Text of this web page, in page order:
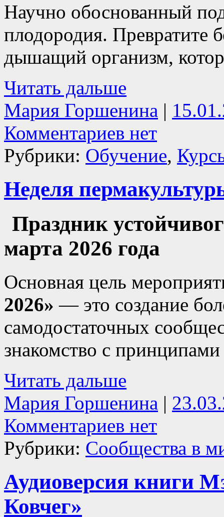
Научно обоснованный
плодородия. Превратите
дышащий организм,
Читать дальше
Мария Горшенина |
Комментариев нет
Рубрики: Обучение,
Неделя
Праздник
марта 2026 года
Основная цель
2026» — это создание
самодостаточных
знакомство с
Читать дальше
Мария Горшенина |
Комментариев нет
Рубрики: Сообщества в
Аудиоверсия книги
Ковчег»